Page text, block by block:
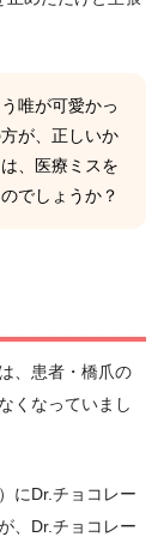
唯が可愛かっ
が、正しいか
、医療ミスを
でしょうか？
、患者・橋爪の
くなっていまし
にDr.チョコレー
、Dr.チョコレー